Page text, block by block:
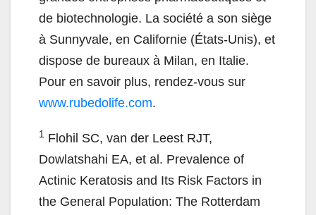
de biotechnologie. La société a son siège
à Sunnyvale, en Californie (États-Unis), et
dispose de bureaux à Milan, en Italie.
Pour en savoir plus, rendez-vous sur
www.rubedolife.com.
1 Flohil SC, van der Leest RJT,
Dowlatshahi EA, et al. Prevalence of
Actinic Keratosis and Its Risk Factors in
the General Population: The Rotterdam